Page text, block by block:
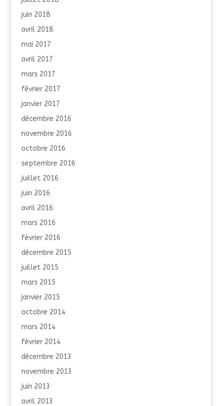
juin 2018
avril 2018
mai 2017
avril 2017
mars 2017
février 2017
janvier 2017
décembre 2016
novembre 2016
octobre 2016
septembre 2016
juillet 2016
juin 2016
avril 2016
mars 2016
février 2016
décembre 2015
juillet 2015
mars 2015
janvier 2015
octobre 2014
mars 2014
février 2014
décembre 2013
novembre 2013
juin 2013
avril 2013